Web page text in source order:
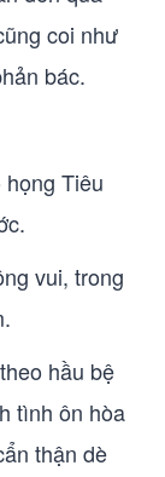
coi như
bác.
Tiêu
vui, trong
hầu bệ
tình ôn hòa
thận dè